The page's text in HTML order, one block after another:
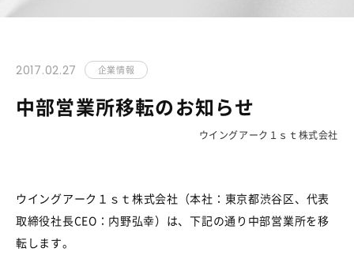
2017.02.27 企業情報
中部営業所移転のお知らせ
ウイングアーク１ｓｔ株式会社
ウイングアーク１ｓｔ株式会社（本社：東京都渋谷区、代表
取締役社長CEO：内野弘幸）は、下記の通り中部営業所を移
転します。